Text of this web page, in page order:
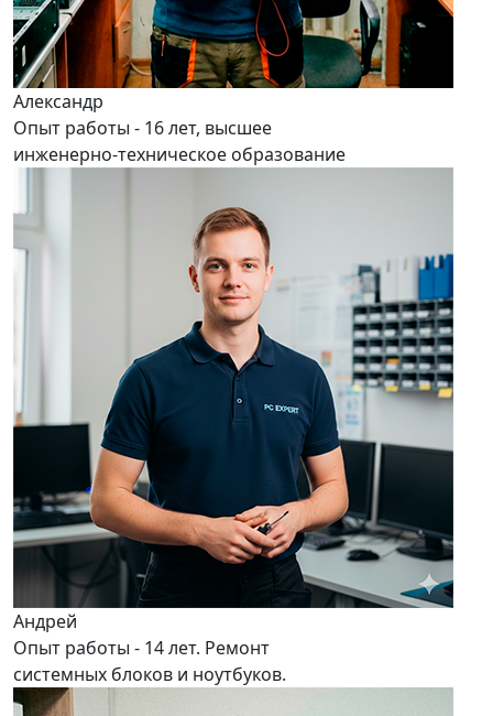
Александр
Опыт работы - 16 лет, высшее
инженерно-техническое образование
Андрей
Опыт работы - 14 лет. Ремонт
системных блоков и ноутбуков.